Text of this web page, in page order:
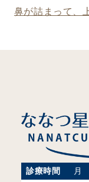
鼻が詰まって、
診療時間 月